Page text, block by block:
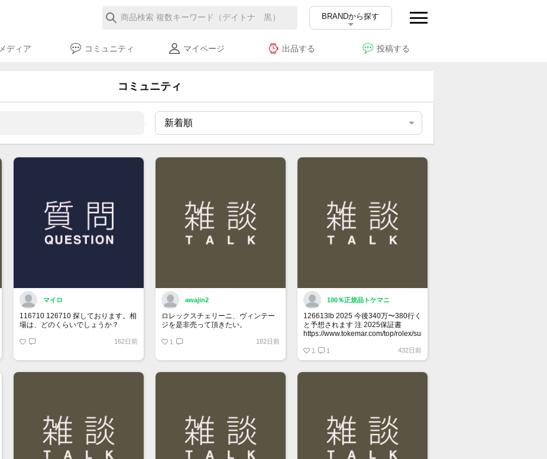
BRANDから探す
メディア コミュニティ マイページ 出品する 投稿する
コミュニティ
マイロ
116710 126710 探しております。相
場は、どのくらいでしょうか？
162日前
awajin2
ロレックスチェリーニ、ヴィンテー
ジを是非売って頂きたい。
1 182日前
100％正規品トケマニ
126613lb 2025 今後340万〜380行く
と予想されます 注 2025保証書
https://www.tokemar.com/top/rolex/submariner/166613lb-
マジ上がる予想しかない
1 1 432日前